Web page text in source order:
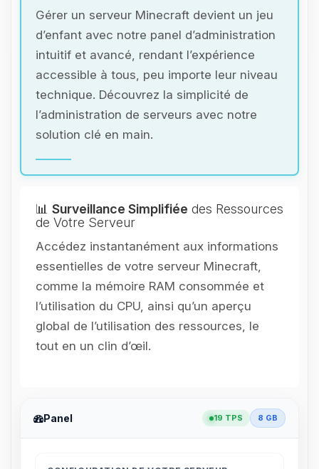
Gérer un serveur Minecraft devient un jeu
d’enfant avec notre panel d’administration
intuitif et avancé, rendant l’expérience
accessible à tous, peu importe leur niveau
technique. Découvrez la simplicité de
l’administration de serveurs avec notre
solution clé en main.
📊 Surveillance Simplifiée des Ressources
de Votre Serveur
Accédez instantanément aux informations
essentielles de votre serveur Minecraft,
comme la mémoire RAM consommée et
l’utilisation du CPU, ainsi qu’un aperçu
global de l’utilisation des ressources, le
tout en un clin d’œil.
Panel 19 TPS 8 GB